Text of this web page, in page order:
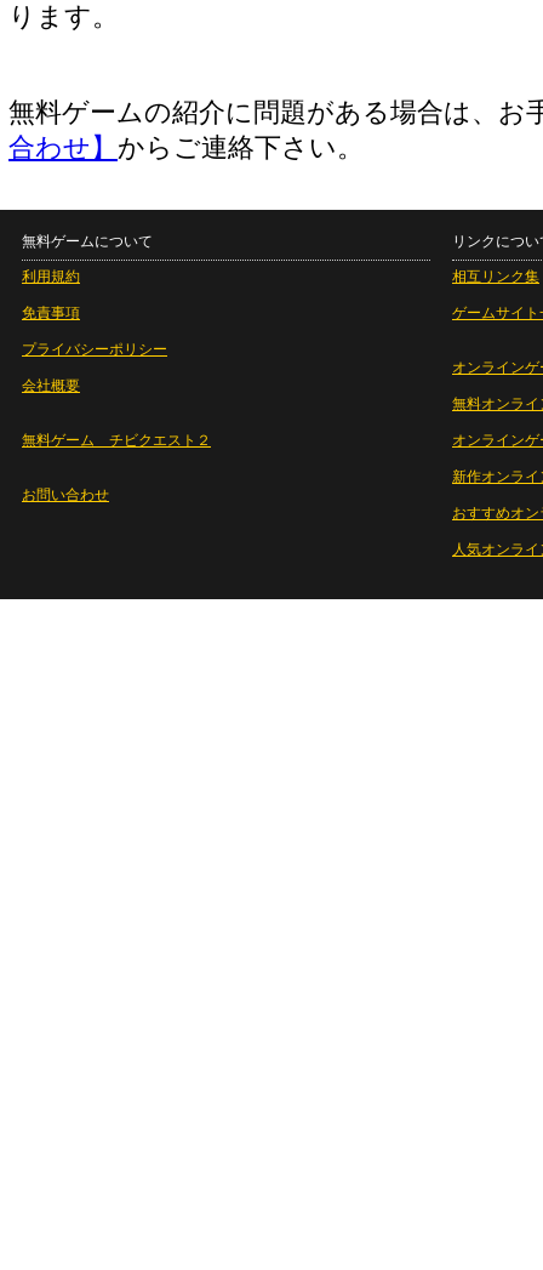
ります。
無料ゲームの紹介に問題がある場合は、お
合わせ】 からご連絡下さい。
無料ゲームについて
利用規約
免責事項
プライバシーポリシー
会社概要
無料ゲーム チビクエスト２
お問い合わせ
リンクについ
相互リンク集
ゲームサイト
オンラインゲ
無料オンライ
オンライン
新作オンライ
おすすめオ
人気オンラ